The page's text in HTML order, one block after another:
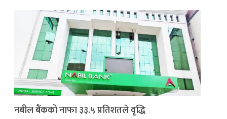
नबील बैंकको नाफा ३३.५ प्रतिशतले वृद्धि